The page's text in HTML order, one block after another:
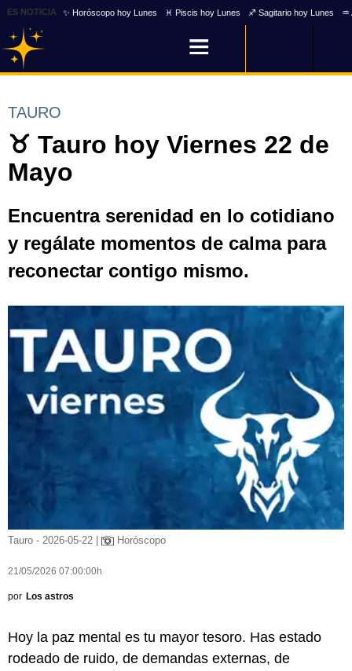
ES NOTICIA ✨ Horóscopo hoy Lunes ♓ Piscis hoy Lunes ♐ Sagitario hoy Lunes
TAURO
♉ Tauro hoy Viernes 22 de
Mayo
Encuentra serenidad en lo cotidiano
y regálate momentos de calma para
reconectar contigo mismo.
Tauro - 2026-05-22 | Horóscopo
21/05/2026 07:00:00h
por Los astros
Hoy la paz mental es tu mayor tesoro. Has estado
rodeado de ruido, de demandas externas, de